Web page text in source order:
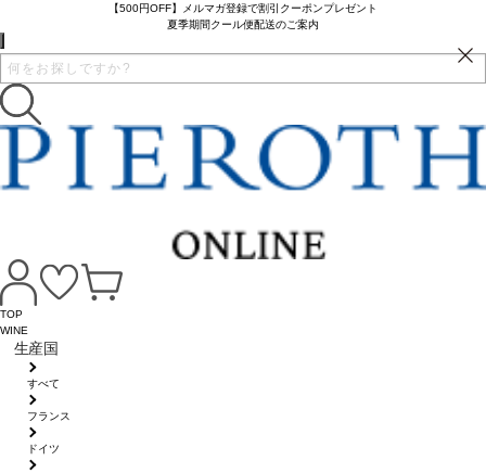
【500円OFF】メルマガ登録で割引クーポンプレゼント
夏季期間クール便配送のご案内
TOP
WINE
生産国
すべて
フランス
ドイツ